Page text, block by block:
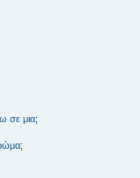
σε μια;